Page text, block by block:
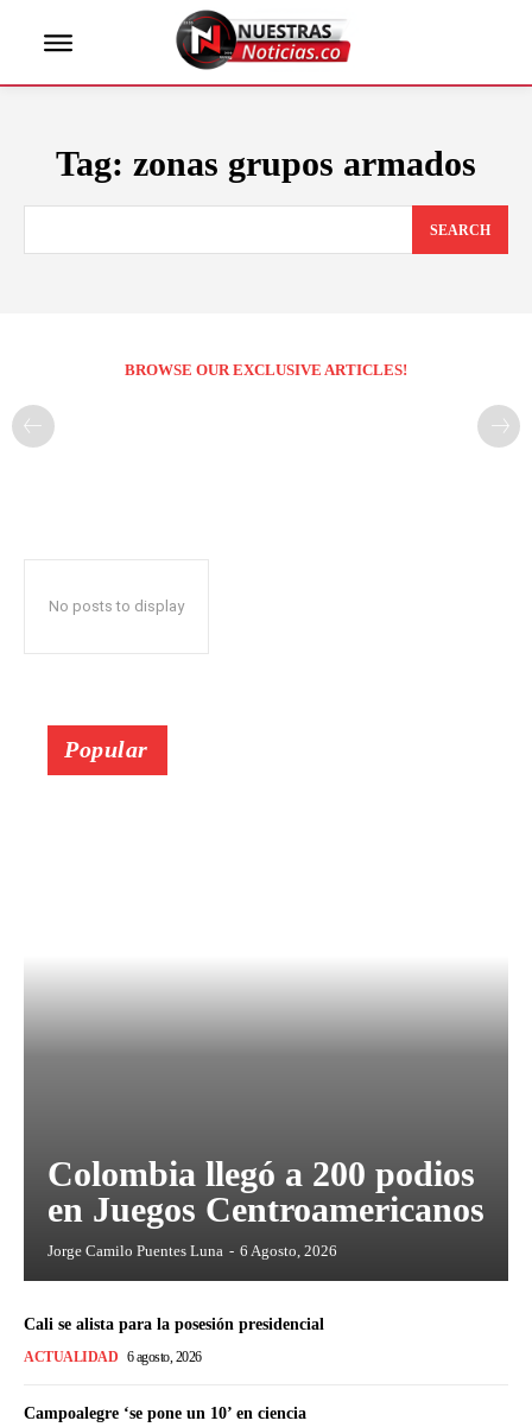
Tag: zonas grupos armados
SEARCH
BROWSE OUR EXCLUSIVE ARTICLES!
No posts to display
Popular
Colombia llegó a 200 podios
en Juegos Centroamericanos
Jorge Camilo Puentes Luna - 6 Agosto, 2026
Cali se alista para la posesión presidencial
ACTUALIDAD 6 agosto, 2026
Campoalegre ‘se pone un 10’ en ciencia